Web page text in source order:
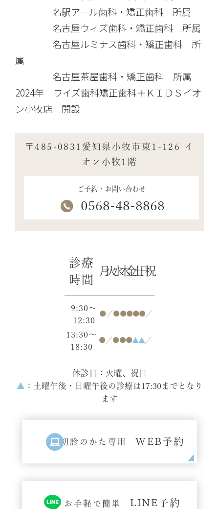
名駅アール歯科・矯正歯科 所属
名古屋ウィズ歯科・矯正歯科 所属
名古屋ルミナス歯科・矯正歯科 所
属
名古屋茶屋歯科・矯正歯科 所属
2024年 ワイズ歯科矯正歯科＋ＫＩＤＳイオ
ン小牧店 開設
〒485-0831愛知県小牧市東1-126 イ
オン小牧1階
ご予約・お問い合わせ
0568-48-8868
診療
時間
月火水木金土日祝
9:30～
12:30
●／●●●●●／
13:30～
18:30
● ／●●●▲▲ ／
休診日：火曜、祝日
▲ ：土曜午後・日曜午後の診療は17:30までとなり
ます
初診のかた専用 WEB予約
お手軽で簡単 LINE予約